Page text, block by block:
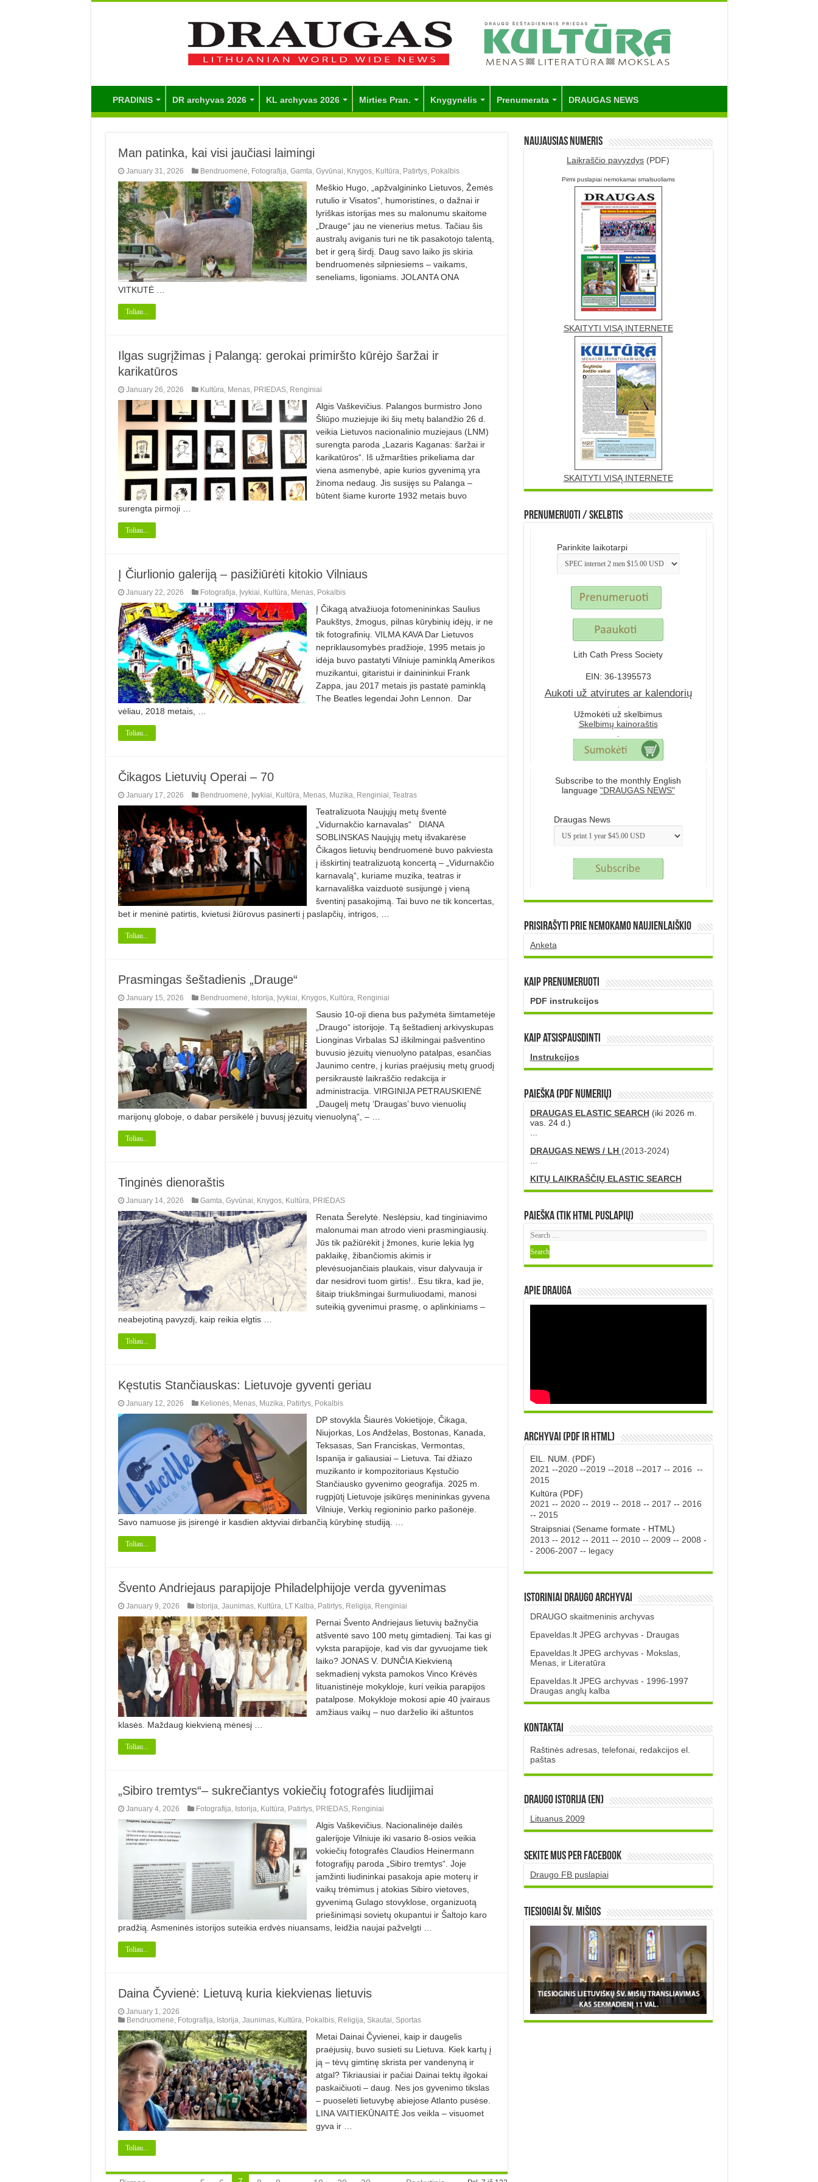
PRADINIS DR archyvas 2026 KL archyvas 2026 Mirties Pran. Knygynėlis Prenumerata DRAUGAS NEWS
Man patinka, kai visi jaučiasi laimingi
January 31, 2026 Bendruomenė Fotografija Gamta Gyvūnai Knygos, Kultūra Patirtys, Pokalbis
Meškio Hugo, „apžvalgininko Lietuvos, Žemės
rutulio ir Visatos“, humoristines, o dažnai ir
lyriškas istorijas mes su malonumu skaitome
„Drauge“ jau ne vienerius metus. Tačiau šis
australų aviganis turi ne tik pasakotojo talentą,
bet ir gerą širdį. Daug savo laiko jis skiria
bendruomenės silpniesiems – vaikams,
seneliams, ligoniams. JOLANTA ONA
VITKUTĖ …
Toliau...
Ilgas sugrįžimas į Palangą: gerokai primiršto kūrėjo šaržai ir
karikatūros
January 26, 2026 Kultūra Menas, PRIEDAS, Renginiai
Algis Vaškevičius. Palangos burmistro Jono
Šliūpo muziejuje iki šių metų balandžio 26 d.
veikia Lietuvos nacionalinio muziejaus (LNM)
surengta paroda „Lazaris Kaganas: šaržai ir
karikatūros“. Iš užmaršties prikeliama dar
viena asmenybė, apie kurios gyvenimą yra
žinoma nedaug. Jis susijęs su Palanga –
būtent šiame kurorte 1932 metais buvo
surengta pirmoji …
Toliau...
Į Čiurlionio galeriją – pasižiūrėti kitokio Vilniaus
January 22, 2026 Fotografija Įvykiai Kultūra Menas, Pokalbis
Į Čikagą atvažiuoja fotomenininkas Saulius
Paukštys, žmogus, pilnas kūrybinių idėjų, ir ne
tik fotografinių. VILMA KAVA Dar Lietuvos
nepriklausomybės pradžioje, 1995 metais jo
idėja buvo pastatyti Vilniuje paminklą Amerikos
muzikantui, gitaristui ir dainininkui Frank
Zappa, jau 2017 metais jis pastatė paminklą
The Beatles legendai John Lennon. Dar
vėliau, 2018 metais, …
Toliau...
Čikagos Lietuvių Operai – 70
January 17, 2026 Bendruomenė Įvykiai Kultūra Menas, Muzika Renginiai Teatras
Teatralizuota Naujųjų metų šventė
„Vidurnakčio karnavalas“ DIANA
SOBLINSKAS Naujųjų metų išvakarėse
Čikagos lietuvių bendruomenė buvo pakviesta
į išskirtinį teatralizuotą koncertą – „Vidurnakčio
karnavalą“, kuriame muzika, teatras ir
karnavališka vaizduotė susijungė į vieną
šventinį pasakojimą. Tai buvo ne tik koncertas,
bet ir meninė patirtis, kvietusi žiūrovus pasinerti į paslapčių, intrigos, …
Toliau...
Prasmingas šeštadienis „Drauge“
January 15, 2026 Bendruomenė Istorija Įvykiai Knygos, Kultūra Renginiai
Sausio 10-oji diena bus pažymėta šimtametėje
„Draugo“ istorijoje. Tą šeštadienį arkivyskupas
Lionginas Virbalas SJ iškilmingai pašventino
buvusio jėzuitų vienuolyno patalpas, esančias
Jaunimo centre, į kurias praėjusių metų gruodį
persikraustė laikraščio redakcija ir
administracija. VIRGINIJA PETRAUSKIENĖ
„Daugelį metų ‘Draugas’ buvo vienuolių
marijonų globoje, o dabar persikėlė į buvusį jėzuitų vienuolyną“, – …
Toliau...
Tinginės dienoraštis
January 14, 2026 Gamta Gyvūnai Knygos, Kultūra PRIEDAS
Renata Šerelytė. Neslėpsiu, kad tinginiavimo
malonumai man atrodo vieni prasmingiausių.
Jūs tik pažiūrėkit į žmones, kurie lekia lyg
paklaikę, žibančiomis akimis ir
plevėsuojančiais plaukais, visur dalyvauja ir
dar nesidrovi tuom girtis!.. Esu tikra, kad jie,
šitaip triukšmingai šurmuliuodami, manosi
suteikią gyvenimui prasmę, o aplinkiniams –
neabejotiną pavyzdį, kaip reikia elgtis …
Toliau...
Kęstutis Stančiauskas: Lietuvoje gyventi geriau
January 12, 2026 Kelionės, Menas, Muzika Patirtys, Pokalbis
DP stovykla Šiaurės Vokietijoje, Čikaga,
Niujorkas, Los Andželas, Bostonas, Kanada,
Teksasas, San Franciskas, Vermontas,
Ispanija ir galiausiai – Lietuva. Tai džiazo
muzikanto ir kompozitoriaus Kęstučio
Stančiausko gyvenimo geografija. 2025 m.
rugpjūtį Lietuvoje įsikūręs menininkas gyvena
Vilniuje, Verkių regioninio parko pašonėje.
Savo namuose jis įsirengė ir kasdien aktyviai dirbančią kūrybinę studiją. …
Toliau...
Švento Andriejaus parapijoje Philadelphijoje verda gyvenimas
January 9, 2026 Istorija Jaunimas, Kultūra LT Kalba Patirtys, Religija Renginiai
Pernai Švento Andriejaus lietuvių bažnyčia
atšventė savo 100 metų gimtadienį. Tai kas gi
vyksta parapijoje, kad vis dar gyvuojame tiek
laiko? JONAS V. DUNČIA Kiekvieną
sekmadienį vyksta pamokos Vinco Krėvės
lituanistinėje mokykloje, kuri veikia parapijos
patalpose. Mokykloje mokosi apie 40 įvairaus
amžiaus vaikų – nuo darželio iki aštuntos
klasės. Maždaug kiekvieną mėnesį …
Toliau...
„Sibiro tremtys“– sukrečiantys vokiečių fotografės liudijimai
January 4, 2026 Fotografija Istorija Kultūra Patirtys, PRIEDAS, Renginiai
Algis Vaškevičius. Nacionalinėje dailės
galerijoje Vilniuje iki vasario 8-osios veikia
vokiečių fotografės Claudios Heinermann
fotografijų paroda „Sibiro tremtys“. Joje
įamžinti liudininkai pasakoja apie moterų ir
vaikų trėmimus į atokias Sibiro vietoves,
gyvenimą Gulago stovyklose, organizuotą
priešinimąsi sovietų okupantui ir Šaltojo karo
pradžią. Asmeninės istorijos suteikia erdvės niuansams, leidžia naujai pažvelgti …
Toliau...
Daina Čyvienė: Lietuvą kuria kiekvienas lietuvis
January 1, 2026
Bendruomenė Fotografija Istorija Jaunimas, Kultūra Pokalbis, Religija Skautai Sportas
Metai Dainai Čyvienei, kaip ir daugelis
praėjusių, buvo susieti su Lietuva. Kiek kartų į
ją – tėvų gimtinę skrista per vandenyną ir
atgal? Tikriausiai ir pačiai Dainai tektų ilgokai
paskaičiuoti – daug. Nes jos gyvenimo tikslas
– puoselėti lietuvybę abiejose Atlanto pusėse.
LINA VAITIEKŪNAITĖ Jos veikla – visuomet
gyva ir …
Toliau...
Naujausias numeris
Laikraščio pavyzdys (PDF)
Pirmi puslapiai nemokamai smalsuoliams
SKAITYTI VISĄ INTERNETE
SKAITYTI VISĄ INTERNETE
Prenumeruoti / Skelbtis
Parinkite laikotarpi
Lith Cath Press Society
EIN: 36-1395573
Aukoti už atvirutes ar kalendorių
.
Užmokėti už skelbimus
Skelbimų kainoraštis
.
Subscribe to the monthly English
language "DRAUGAS NEWS"
Draugas News
Prisirašyti prie nemokamo naujienlaiškio
Anketa
Kaip prenumeruoti
PDF instrukcijos
Kaip atsispausdinti
Instrukcijos
PAIEŠKA (PDF numerių)
DRAUGAS ELASTIC SEARCH(iki 2026 m.
vas. 24 d.)
...
DRAUGAS NEWS / LH (2013-2024)
...
KITŲ LAIKRAŠČIŲ ELASTIC SEARCH
Paieška (tik HTML puslapių)
Apie DRAUGA
Archyvai (PDF ir HTML)
EIL. NUM. (PDF)
2021 --2020--2019 --2018 --2017 -- 2016 --
2015
Kultūra (PDF)
2021 -- 2020-- 2019 -- 2018 -- 2017 -- 2016
-- 2015
Straipsniai (Sename formate - HTML)
2013 -- 2012 -- 2011 -- 2010-- 2009 -- 2008 -
- 2006-2007 -- legacy
Istoriniai DRAUGO Archyvai
DRAUGO skaitmeninis archyvas
Epaveldas.lt JPEG archyvas - Draugas
Epaveldas.lt JPEG archyvas - Mokslas,
Menas, ir Literatūra
Epaveldas.lt JPEG archyvas - 1996-1997
Draugas anglų kalba
Kontaktai
Raštinės adresas, telefonai, redakcijos el.
paštas
DRAUGO istorija (EN)
Lituanus 2009
Sekite mus per Facebook
Draugo FB puslapiai
TIESIOGIAI šv. MIŠIOS